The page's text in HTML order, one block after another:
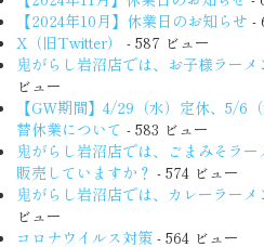
【2024年10月】休業日のお知らせ -
X（旧Twitter）
- 587 ビュー
鬼がらし岩沼店では、お子様ラー
ビュー
【GW期間】4/29（水）定休、5/6
替休業について - 583 ビュー
鬼がらし岩沼店では、ごまみそラ
販売していますか？ - 574 ビュー
鬼がらし岩沼店では、カレーラー
ビュー
コロナウイルス対策 - 564 ビュー